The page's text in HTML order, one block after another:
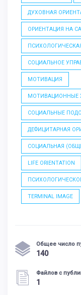
ДУХОВНАЯ
ОРИЕНТАЦИЯ НА
СОЦИАЛЬНОЕ
МОТИВАЦИЯ
МОТИВАЦИОННЫЕ
СОЦИАЛЬНЫЕ
ДЕФИЦИТАРНАЯ
СОЦИАЛЬНАЯ
LIFE ORIENTATION
TERMINAL IMAGE
Общее число
140
Файлов с
1